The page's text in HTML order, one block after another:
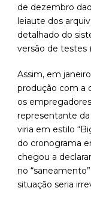
de dezembro
leiaute dos
detalhado do
versão de testes
Assim, em
produção com a
os
representante
viria em estilo
do cronograma
chegou a
no
situação seria